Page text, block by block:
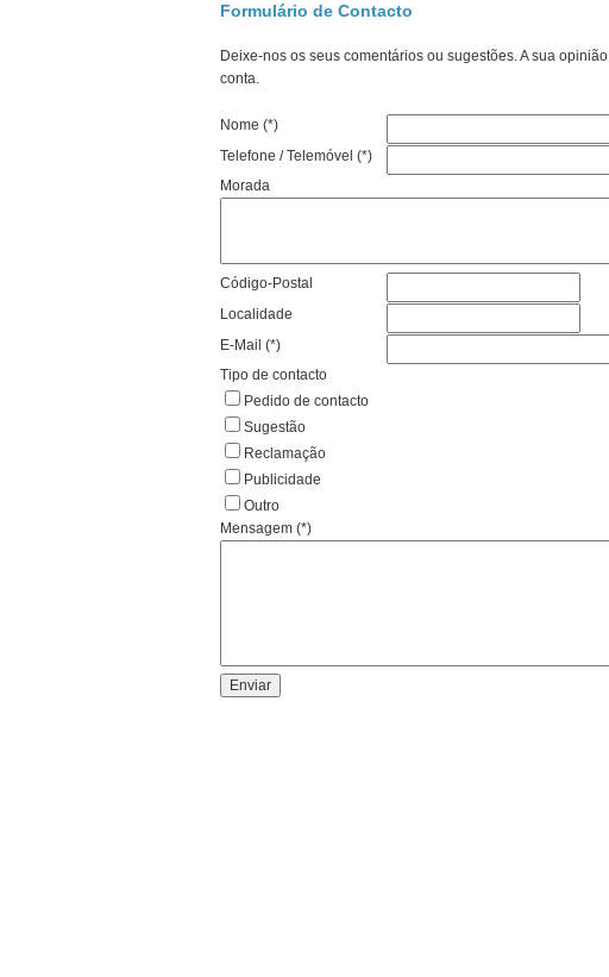
Formulário de Contacto
Deixe-nos os seus comentários ou sugestões. A sua opinião
conta.
Nome (*)
Telefone / Telemóvel (*)
Morada
Código-Postal
Localidade
E-Mail (*)
Tipo de contacto
Pedido de contacto
Sugestão
Reclamação
Publicidade
Outro
Mensagem (*)